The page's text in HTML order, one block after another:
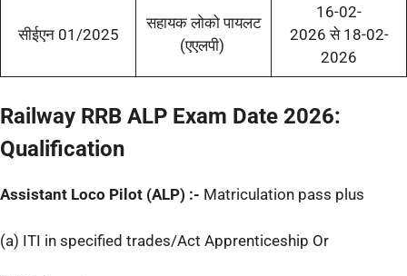
सीईएन 01/2025
सहायक लोको पायलट
(एएलपी)
16-02-
2026 से 18-02-
2026
Railway RRB ALP Exam Date 2026:
Qualification
Assistant Loco Pilot (ALP) :- Matriculation pass plus
(a) ITI in specified trades/Act Apprenticeship Or